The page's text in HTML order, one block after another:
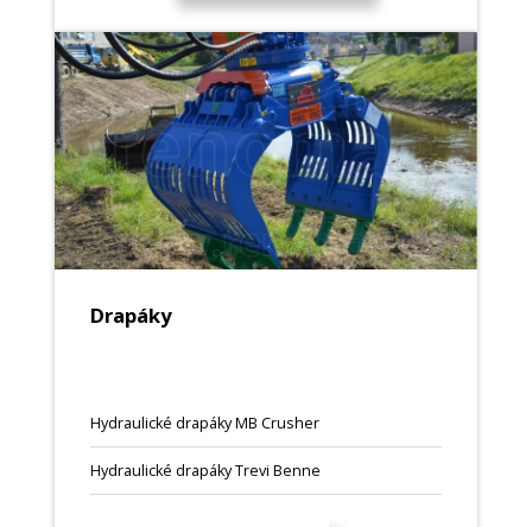
Drapáky
Hydraulické drapáky MB Crusher
Hydraulické drapáky Trevi Benne